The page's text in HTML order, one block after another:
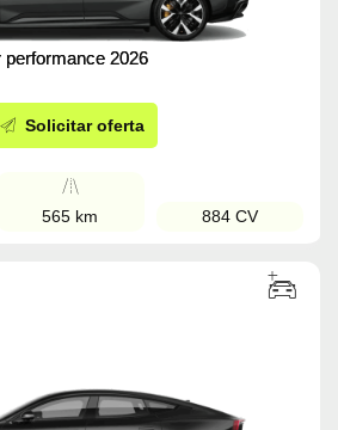
performance 2026
Solicitar oferta
565 km 884 CV